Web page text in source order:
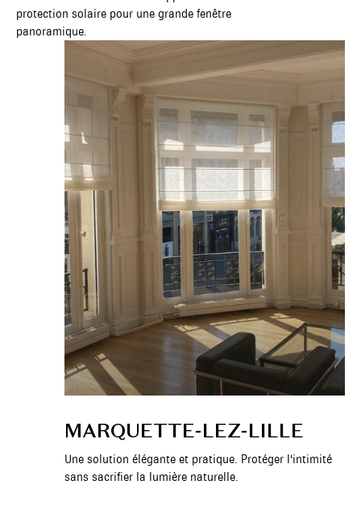
protection solaire pour une grande fenêtre
panoramique.
MARQUETTE-LEZ-LILLE
Une solution élégante et pratique. Protéger l'intimité
sans sacrifier la lumière naturelle.